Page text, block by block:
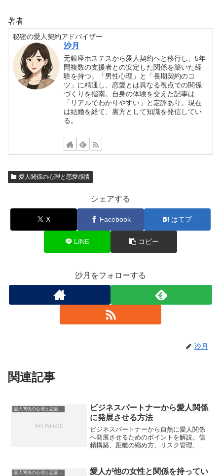
著者
秘密の愛人契約アドバイザー
沙月
元銀座ホステスから愛人契約へと移行し、5年
間複数の支援者との安定した関係を築いた経
験を持つ。「男性心理」と「長期契約のコ
ツ」に精通し、恋愛とは異なる視点での関係
づくりを指南。自身の体験を交えた記事は
「リアルでわかりやすい」と定評あり。現在
は結婚を経て、裏方として知識を発信してい
る。
愛人関係の心理と恋愛感情
シェアする
X Facebook はてブ
LINE コピー
沙月をフォローする
沙月
関連記事
ビジネスパートナーから愛人関係
に発展させる方法
ビジネスパートナーから自然に愛人関係
へ発展させるためのポイントを解説。信
頼構築、距離の縮め方、リスク管理、互
す。
愛人関係の心理と恋愛感情
愛人が他の女性と関係を持ってい